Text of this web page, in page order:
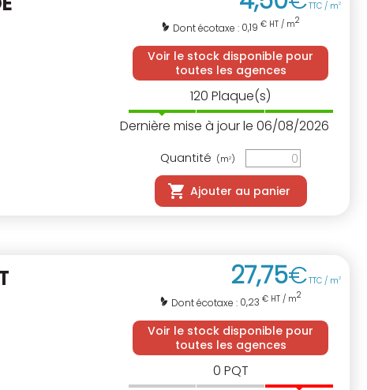
TTC / m2
Dont écotaxe : 0,19 € HT / m2
Voir le stock disponible pour
toutes les agences
120 Plaque(s)
Dernière mise à jour le 06/08/2026
Quantité (m2)
Ajouter au panier
27,75€TTC / m2
Dont écotaxe : 0,23 € HT / m2
Voir le stock disponible pour
toutes les agences
0 PQT